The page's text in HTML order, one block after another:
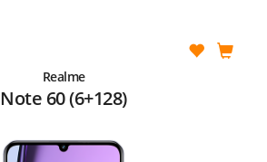
Realme
Note 60 (6+128)